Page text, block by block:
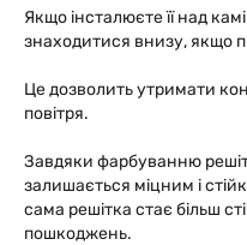
Якщо інсталюєте її над
знаходитися внизу, якщо
Це дозволить утримати
повітря.
Завдяки фарбуванню
залишається міцним і
сама решітка стає більш
пошкоджень.